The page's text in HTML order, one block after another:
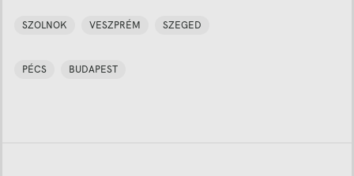
SZOLNOK VESZPRÉM SZEGED
PÉCS BUDAPEST